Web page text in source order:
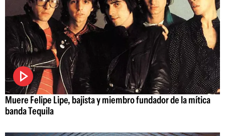
Muere Felipe Lipe, bajista y miembro fundador de la mítica
banda Tequila